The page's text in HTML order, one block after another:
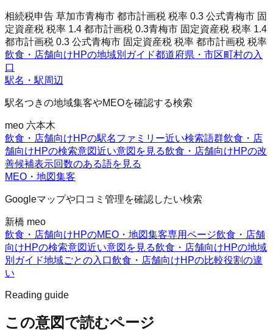
相続税申告 草加市青梅市 都市計画税 税率 0.3 公式青梅市 固
定資産税 税率 1.4 都市計画税 0.3青梅市 固定資産税 税率 1.4
都市計画税 0.3 公式青梅市 固定資産税 税率 都市計画税 税率
飲食・店舗向けHPの地域別ガイド都道府県・市区町村の入
口
駅名・駅周辺
駅名つきの地域集客やMEOを確認する検索
meo 六本木
飲食・店舗向けHPの駅名ファミリー近い検索語群飲食・店
舗向けHPの検索意図近い意図を見る飲食・店舗向けHPの改
善候補表示回数のある語を見る
MEO・地図集客
Googleマップや口コミ管理を確認したい検索
新橋 meo
飲食・店舗向けHPのMEO・地図集客専用ページ飲食・店舗
向けHPの検索意図近い意図を見る飲食・店舗向けHPの地域
別ガイド地域ごとの入口飲食・店舗向けHPの比較役割の違
い
Reading guide
この意図で読むページ